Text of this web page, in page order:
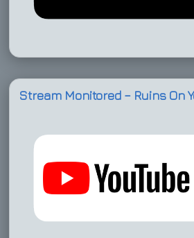
Stream Monitored – Ruins On